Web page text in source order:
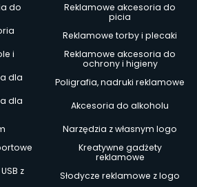
do
Reklamowe akcesoria do
picia
Reklamowe torby i plecaki
i
Reklamowe akcesoria do
ochrony i higieny
dla
Poligrafia, nadruki reklamowe
dla
Akcesoria do alkoholu
Narzędzia z własnym logo
Kreatywne gadżety
reklamowe
z
Słodycze reklamowe z logo